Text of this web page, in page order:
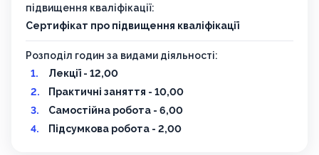
підвищення кваліфікації:
Сертифікат про підвищення кваліфікації
Розподіл годин за видами діяльності:
Лекції - 12,00
Практичні заняття - 10,00
Самостійна робота - 6,00
Підсумкова робота - 2,00